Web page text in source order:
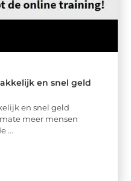
en snel geld
en snel geld
meer mensen
...